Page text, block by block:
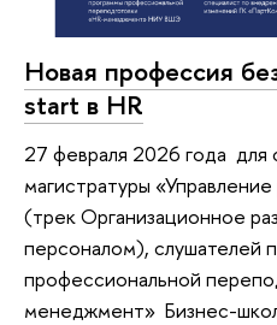
Новая профессия
start в HR
27 февраля 2026 года для
магистратуры
(трек Организационное
персоналом), слушателей
профессиональной
менеджмент» Бизнес-